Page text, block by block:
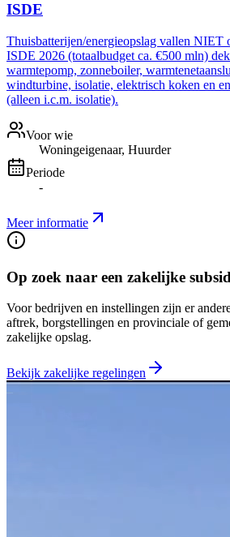
ISDE
Thuisbatterijen/energieopslag vallen NIET
ISDE 2026 (totaalbudget ca. €500 mln)
warmtepomp, zonneboiler,
windturbine, isolatie, elektrisch koken en
(alleen i.c.m. isolatie).
Voor wie
Woningeigenaar, Huurder
Periode
-
Meer informatie
Op zoek naar een zakelijke
Voor bedrijven en instellingen zijn er
aftrek, borgstellingen en provinciale of
zakelijke opslag.
Bekijk zakelijke regelingen